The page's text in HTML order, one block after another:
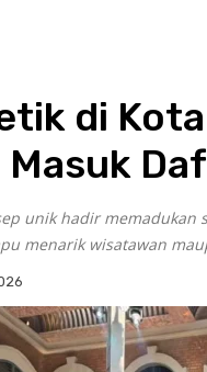
di
Masuk
unik hadir
menarik wisatawan